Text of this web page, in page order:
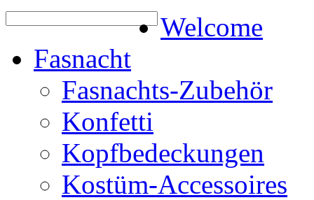
Welcome
Fasnacht
Fasnachts-Zubehör
Konfetti
Kopfbedeckungen
Kostüm-Accessoires